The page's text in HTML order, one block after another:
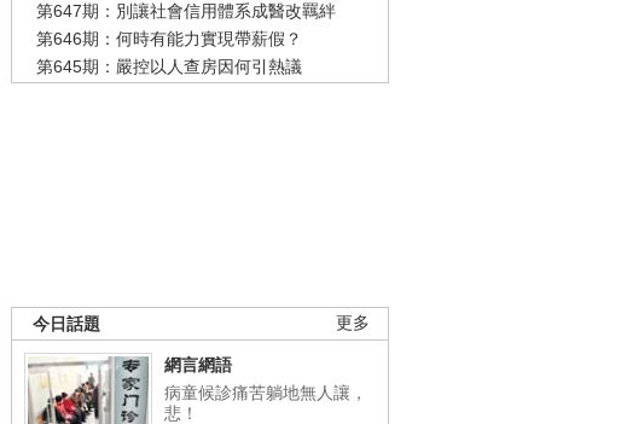
第647期：別讓社會信用體系成醫改羈絆
第646期：何時有能力實現帶薪假？
第645期：嚴控以人查房因何引熱議
更多
今日話題
網言網語
病童候診痛苦躺地無人讓，
悲！